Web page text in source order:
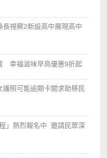
視察2新設高中展現高中
幸福滋味早鳥優惠9折起
照可能逾期卡關求助移民
」熱烈報名中 邀請民眾深